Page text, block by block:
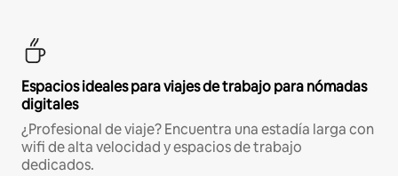
Espacios ideales para viajes de trabajo para nómadas
digitales
¿Profesional de viaje? Encuentra una estadía larga con
wifi de alta velocidad y espacios de trabajo
dedicados.